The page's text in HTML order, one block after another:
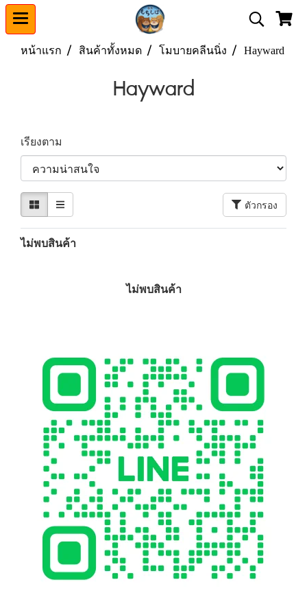
หน้าแรก สินค้าทั้งหมด โมบายคลีนนิ่ง Hayward
Hayward
เรียงตาม
ตัวกรอง
ไม่พบสินค้า
ไม่พบสินค้า